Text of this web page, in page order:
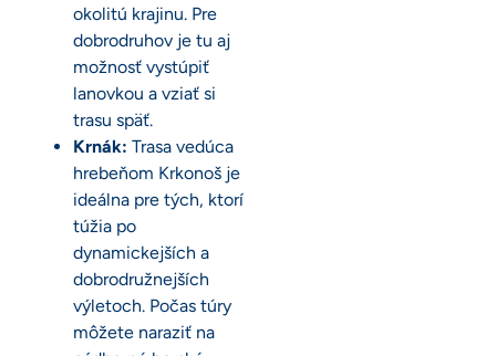
okolitú krajinu. Pre
dobrodruhov je tu aj
možnosť vystúpiť
lanovkou a vziať si
trasu späť.
Krnák: Trasa vedúca
hrebeňom Krkonoš je
ideálna pre tých, ktorí
túžia po
dynamickejších a
dobrodružnejších
výletoch. Počas túry
môžete naraziť na